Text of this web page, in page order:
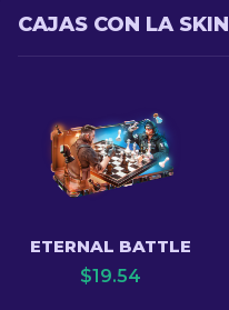
CAJAS CON LA SKIN
ETERNAL BATTLE
$19.54